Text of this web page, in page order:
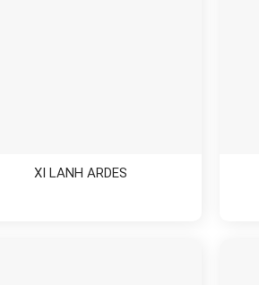
XI LANH ARDES